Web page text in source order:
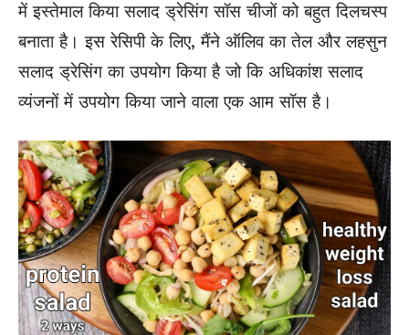
में इस्तेमाल किया सलाद ड्रेसिंग सॉस चीजों को बहुत दिलचस्प
बनाता है। इस रेसिपी के लिए, मैंने ऑलिव का तेल और लहसुन
सलाद ड्रेसिंग का उपयोग किया है जो कि अधिकांश सलाद
व्यंजनों में उपयोग किया जाने वाला एक आम सॉस है।